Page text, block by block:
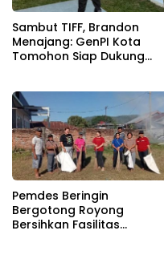
Sambut TIFF, Brandon
Menajang: ​GenPI Kota
Tomohon Siap Dukung
Pemdes Beringin
Bergotong Royong
Bersihkan Fasilitas